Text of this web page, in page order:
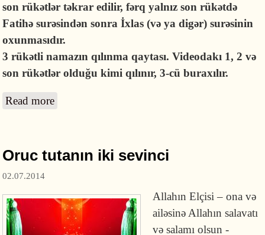
son rükətlər təkrar edilir, fərq yalnız son rükətdə
Fatihə surəsindən sonra İxlas (və ya digər) surəsinin
oxunmasıdır.
3 rükətli namazın qılınma qaytası. Videodakı 1, 2 və
son rükətlər olduğu kimi qılınır, 3-cü buraxılır.
Read more
Oruc tutanın iki sevinci
02.07.2014
Allahın Elçisi – ona və
ailəsinə Allahın salavatı
və salamı olsun -